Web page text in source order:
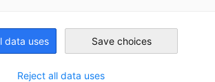
Neuseeland und den
data uses Save choices
Reject all data uses